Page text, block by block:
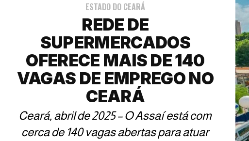
ESTADO DO CEARÁ
REDE DE
SUPERMERCADOS
OFERECE MAIS DE 140
VAGAS DE EMPREGO NO
CEARÁ
Ceará, abril de 2025 – O Assaí está com
cerca de 140 vagas abertas para atuar